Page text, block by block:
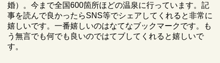
婚）。今まで全国600箇所ほどの温泉に行っています。記
事を読んで良かったらSNS等でシェアしてくれると非常に
嬉しいです。一番嬉しいのはなてなブックマークです。も
う無言でも何でも良いのではてブしてくれると嬉しいで
す。